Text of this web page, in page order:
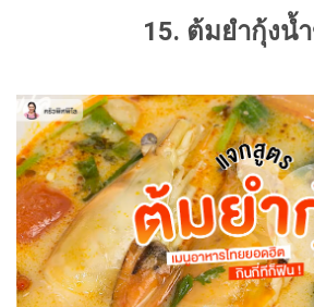
15. ต้มยำกุ้งน้